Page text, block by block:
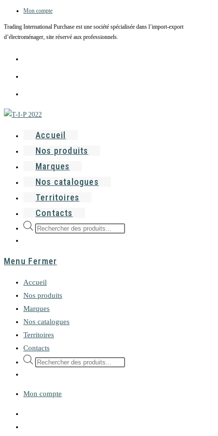
to
content
Mon compte
Trading International Purchase est une société spécialisée dans l’import-export
d’électroménager, site réservé aux professionnels.
Accueil
Nos produits
Marques
Nos catalogues
Territoires
Contacts
Recherche
Menu Fermer
Accueil
Nos produits
Marques
Nos catalogues
Territoires
Contacts
Recherche
Mon compte